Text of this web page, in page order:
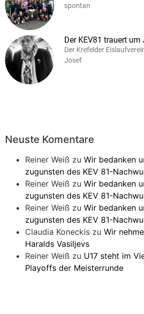
spontan
Der KEV81 trauert
Der Krefelder
Josef
Neuste Komentare
Reiner Weiß zu Wir bedanken
zugunsten des KEV 81-
Reiner Weiß zu Wir bedanken
zugunsten des KEV 81-
Reiner Weiß zu Wir bedanken
zugunsten des KEV 81-
Claudia Koneckis zu Wir
Haralds Vasiljevs
Reiner Weiß zu U17 steht im
Playoffs der Meisterrunde